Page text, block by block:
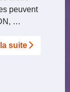
peuvent
…
suite­­